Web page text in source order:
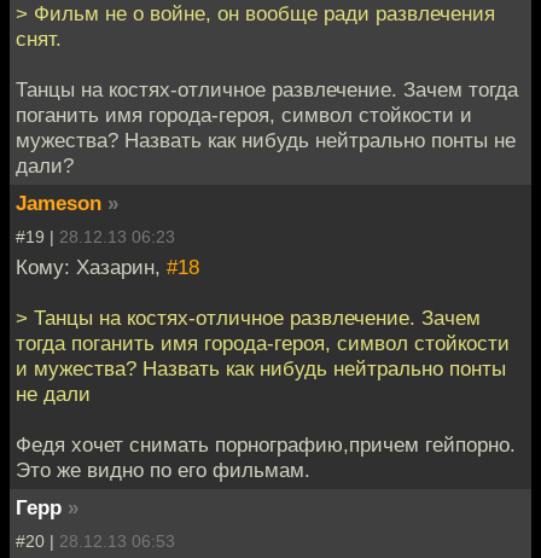
> Фильм не о войне, он вообще ради развлечения
снят.
Танцы на костях-отличное развлечение. Зачем тогда
поганить имя города-героя, символ стойкости и
мужества? Назвать как нибудь нейтрально понты не
дали?
Jameson »
#19 | 28.12.13 06:23
Кому: Хазарин, #18
> Танцы на костях-отличное развлечение. Зачем
тогда поганить имя города-героя, символ стойкости
и мужества? Назвать как нибудь нейтрально понты
не дали
Федя хочет снимать порнографию,причем гейпорно.
Это же видно по его фильмам.
Герр »
#20 | 28.12.13 06:53